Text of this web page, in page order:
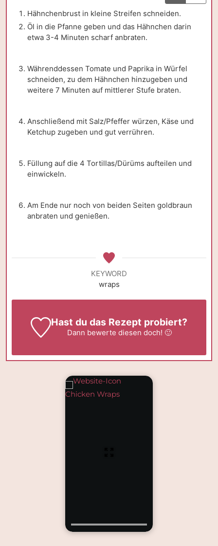
Hähnchenbrust in kleine Streifen schneiden.
Öl in die Pfanne geben und das Hähnchen darin
etwa 3-4 Minuten scharf anbraten.
Währenddessen Tomate und Paprika in Würfel
schneiden, zu dem Hähnchen hinzugeben und
weitere 7 Minuten auf mittlerer Stufe braten.
Anschließend mit Salz/Pfeffer würzen, Käse und
Ketchup zugeben und gut verrühren.
Füllung auf die 4 Tortillas/Dürüms aufteilen und
einwickeln.
Am Ende nur noch von beiden Seiten goldbraun
anbraten und genießen.
KEYWORD
wraps
Hast du das Rezept probiert?
Dann bewerte diesen doch! 🙂
Chicken Wraps